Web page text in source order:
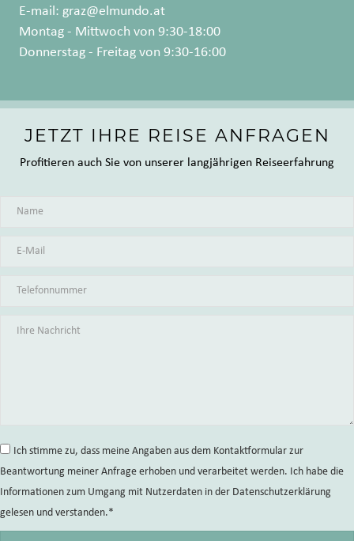
E-mail: graz@elmundo.at
Montag - Mittwoch von 9:30-18:00
Donnerstag - Freitag von 9:30-16:00
JETZT IHRE REISE ANFRAGEN
Profitieren auch Sie von unserer langjährigen Reiseerfahrung
Ich stimme zu, dass meine Angaben aus dem Kontaktformular zur
Beantwortung meiner Anfrage erhoben und verarbeitet werden. Ich habe die
Informationen zum Umgang mit Nutzerdaten in der Datenschutzerklärung
gelesen und verstanden.